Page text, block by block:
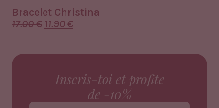
Bracelet Christina
17.00€ 11.90€
Inscris-toi et profite
de -10%